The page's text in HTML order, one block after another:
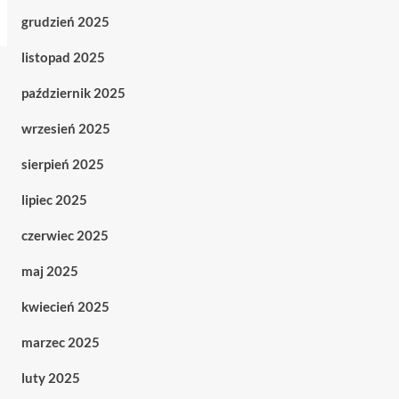
grudzień 2025
listopad 2025
październik 2025
wrzesień 2025
sierpień 2025
lipiec 2025
czerwiec 2025
maj 2025
kwiecień 2025
marzec 2025
luty 2025